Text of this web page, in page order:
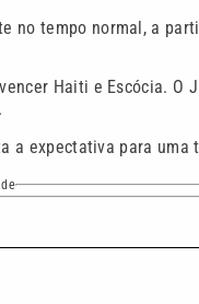
no tempo normal, a
Haiti e Escócia. O
a expectativa para uma